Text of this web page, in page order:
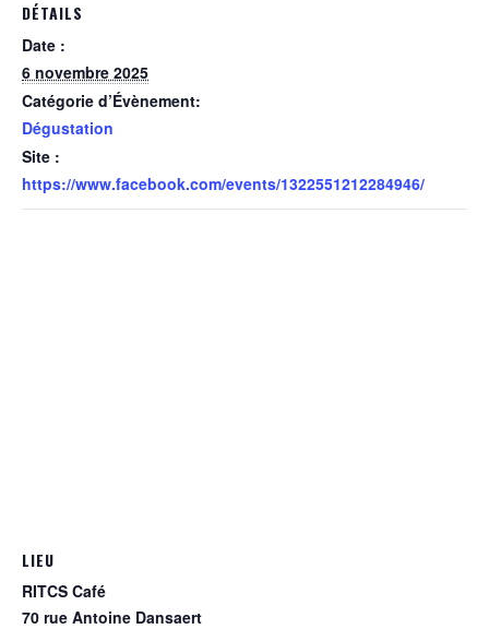
DÉTAILS
Date :
6 novembre 2025
Catégorie d’Évènement:
Dégustation
Site :
https://www.facebook.com/events/1322551212284946/
LIEU
RITCS Café
70 rue Antoine Dansaert